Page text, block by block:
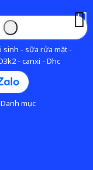
sinh - sữa rửa mặt -
- canxi - Dhc
mục